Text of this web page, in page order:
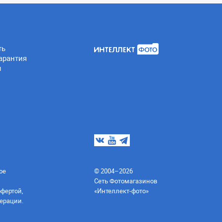
© 2004–2026
Сеть Фотомагазинов
«Интеллект-фото»